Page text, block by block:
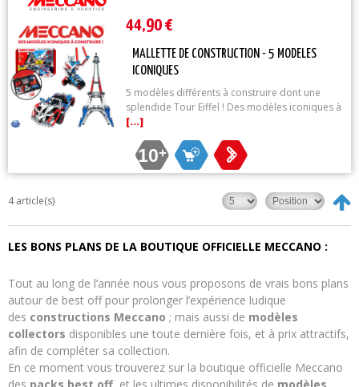
44,90 €
MALLETTE DE CONSTRUCTION - 5 MODELES
ICONIQUES
5 modèles différents à construire dont une
splendide Tour Eiffel ! Des modèles iconiques à
[...]
10+
4 article(s)
LES BONS PLANS DE LA BOUTIQUE OFFICIELLE MECCANO :
Tout au long de l’année nous vous proposons de vrais bons plans
autour de best off pour prolonger l’expérience ludique
des constructions Meccano ; mais aussi de modèles
collectors disponibles une toute dernière fois, et à prix attractifs,
afin de compléter sa collection.
En ce moment vous trouverez sur la boutique officielle Meccano
des packs best off , et les ultimes disponibilités de modèles